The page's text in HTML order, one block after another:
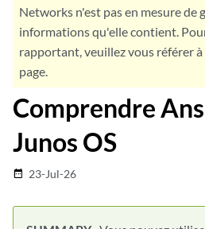
Networks n'est pas en mesure de
informations qu'elle contient.
rapportant, veuillez vous référer à
page.
Comprendre
Junos OS
date_range 23-Jul-26